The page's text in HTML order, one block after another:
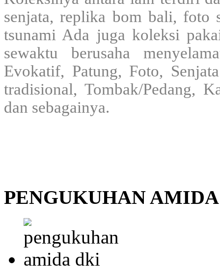
senjata, replika bom bali, foto
tsunami Ada juga koleksi
sewaktu berusaha
Evokatif, Patung, Foto,
tradisional, Tombak/Pedang,
dan sebagainya.
PENGUKUHAN